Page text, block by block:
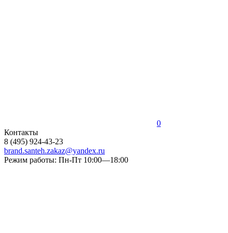
0
Контакты
8 (495) 924-43-23
brand.santeh.zakaz@yandex.ru
Режим работы: Пн-Пт 10:00—18:00